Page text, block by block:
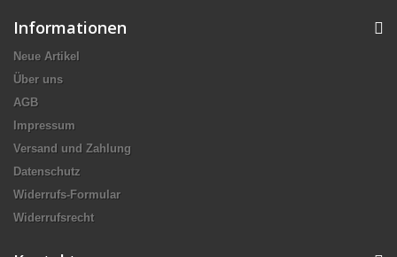
Informationen
Neue Artikel
Über uns
AGB
Impressum
Versand und Zahlung
Datenschutz
Widerrufs-Formular
Widerrufsrecht